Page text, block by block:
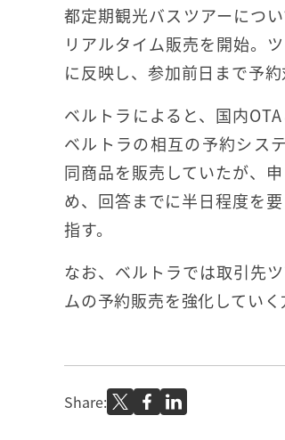
都定期観光バスツアーにつ
リアルタイム販売を開始。
に反映し、参加前日まで予約
ベルトラによると、国内
ベルトラの相互の予約シス
同商品を販売していたが、
め、回答までに半日程度を
指す。
なお、ベルトラでは取引先
ムの予約販売を強化していく
Share: